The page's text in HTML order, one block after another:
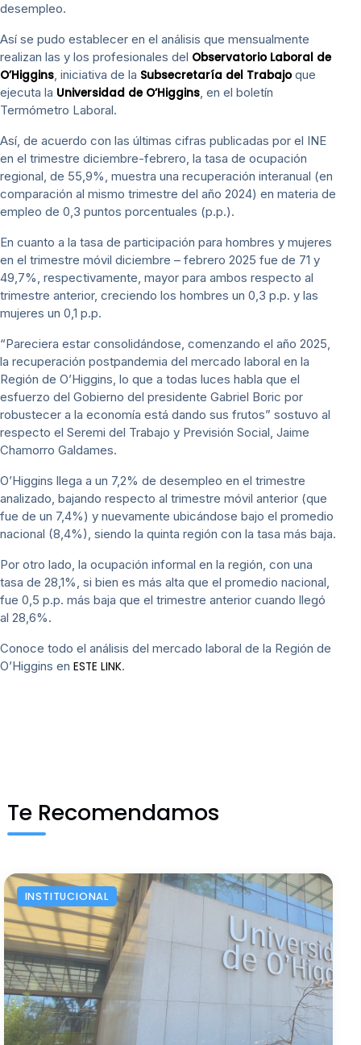
desempleo.
Así se pudo establecer en el análisis que mensualmente
realizan las y los profesionales del Observatorio Laboral de
O’Higgins, iniciativa de la Subsecretaría del Trabajoque
ejecuta la Universidad de O’Higgins, en el boletín
Termómetro Laboral.
Así, de acuerdo con las últimas cifras publicadas por el INE
en el trimestre diciembre-febrero, la tasa de ocupación
regional, de 55,9%, muestra una recuperación interanual (en
comparación al mismo trimestre del año 2024) en materia de
empleo de 0,3 puntos porcentuales (p.p.).
En cuanto a la tasa de participación para hombres y mujeres
en el trimestre móvil diciembre – febrero 2025 fue de 71 y
49,7%, respectivamente, mayor para ambos respecto al
trimestre anterior, creciendo los hombres un 0,3 p.p. y las
mujeres un 0,1 p.p.
“Pareciera estar consolidándose, comenzando el año 2025,
la recuperación postpandemia del mercado laboral en la
Región de O’Higgins, lo que a todas luces habla que el
esfuerzo del Gobierno del presidente Gabriel Boric por
robustecer a la economía está dando sus frutos” sostuvo al
respecto el Seremi del Trabajo y Previsión Social, Jaime
Chamorro Galdames.
O’Higgins llega a un 7,2% de desempleo en el trimestre
analizado, bajando respecto al trimestre móvil anterior (que
fue de un 7,4%) y nuevamente ubicándose bajo el promedio
nacional (8,4%), siendo la quinta región con la tasa más baja.
Por otro lado, la ocupación informal en la región, con una
tasa de 28,1%, si bien es más alta que el promedio nacional,
fue 0,5 p.p. más baja que el trimestre anterior cuando llegó
al 28,6%.
Conoce todo el análisis del mercado laboral de la Región de
O’Higgins en ESTE LINK.
Te Recomendamos
INSTITUCIONAL